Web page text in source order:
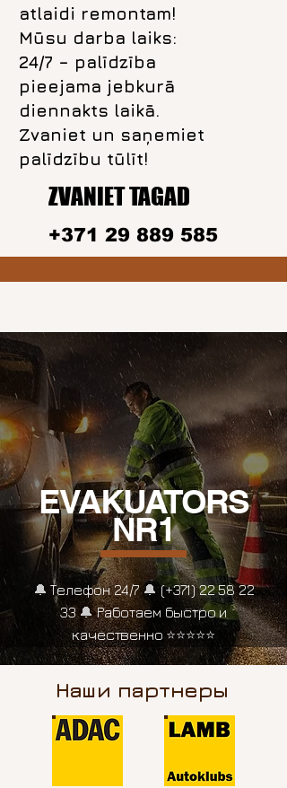
atlaidi remontam!
Mūsu darba laiks:
24/7 – palīdzība
pieejama jebkurā
diennakts laikā.
Zvaniet un saņemiet
palīdzību tūlīt!
ZVANIET TAGAD
+371 29 889 585
EVAKUATORS
NR1
🔔Телефон 24/7🔔(+371)22 58 22
33🔔Работаем быстро и
качественно ⭐⭐⭐⭐⭐
Наши партнеры